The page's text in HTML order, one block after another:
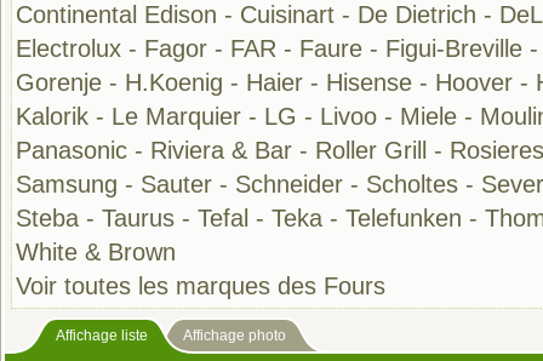
Continental Edison - Cuisinart - De Dietrich -
Electrolux - Fagor - FAR - Faure - Figui-Breville
Gorenje - H.Koenig - Haier - Hisense - Hoover -
Kalorik - Le Marquier - LG - Livoo - Miele -
Panasonic - Riviera & Bar - Roller Grill - Rosieres
Samsung - Sauter - Schneider - Scholtes -
Steba - Taurus - Tefal - Teka - Telefunken -
White & Brown
Voir toutes les marques des Fours
Affichage liste Affichage photo